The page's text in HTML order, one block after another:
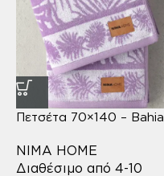
Πετσέτα 70×140 – Bahia
NIMA HOME
Διαθέσιμο από 4-10